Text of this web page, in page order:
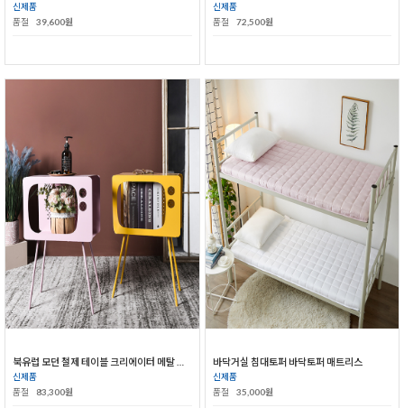
신제품
품절
39,600원
신제품
품절
72,500원
신제품
품절
83,300원
바닥거실 침대토퍼 바닥토퍼 매트리스
신제품
품절
35,000원